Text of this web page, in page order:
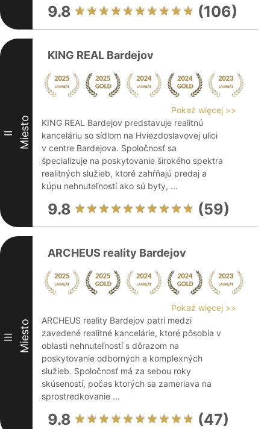
9.8 (106)
II Miesto
KING REAL Bardejov
Pokaż więcej >>
KING REAL Bardejov predstavuje realitnú
kanceláriu so sídlom na Hviezdoslavovej ulici
v centre Bardejova. Spoločnosť sa
špecializuje na poskytovanie širokého spektra
realitných služieb, ktoré zahŕňajú predaj a
kúpu nehnuteľností ako sú byty, ...
9.8 (59)
III Miesto
ARCHEUS reality Bardejov
Pokaż więcej >>
ARCHEUS reality Bardejov patrí medzi
zavedené realitné kancelárie, ktoré pôsobia v
oblasti nehnuteľností s dôrazom na
poskytovanie odborných a komplexných
služieb. Spoločnosť má za sebou roky
skúseností, počas ktorých sa zameriava na
sprostredkovanie ...
9.8 (47)